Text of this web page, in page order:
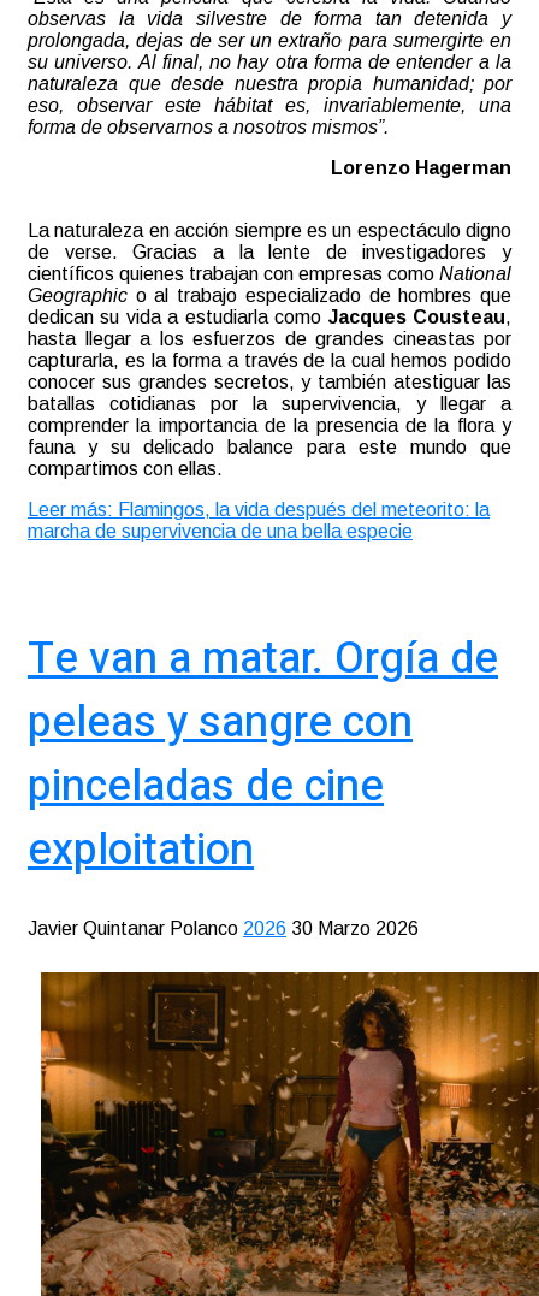
observas la vida silvestre de forma tan detenida y
prolongada, dejas de ser un extraño para sumergirte en
su universo. Al final, no hay otra forma de entender a la
naturaleza que desde nuestra propia humanidad; por
eso, observar este hábitat es, invariablemente, una
forma de observarnos a nosotros mismos”.
Lorenzo Hagerman
La naturaleza en acción siempre es un espectáculo digno
de verse. Gracias a la lente de investigadores y
científicos quienes trabajan con empresas como National
Geographic o al trabajo especializado de hombres que
dedican su vida a estudiarla como Jacques Cousteau,
hasta llegar a los esfuerzos de grandes cineastas por
capturarla, es la forma a través de la cual hemos podido
conocer sus grandes secretos, y también atestiguar las
batallas cotidianas por la supervivencia, y llegar a
comprender la importancia de la presencia de la flora y
fauna y su delicado balance para este mundo que
compartimos con ellas.
Leer más: Flamingos, la vida después del meteorito: la
marcha de supervivencia de una bella especie
Te van a matar. Orgía de
peleas y sangre con
pinceladas de cine
exploitation
Javier Quintanar Polanco 2026 30 Marzo 2026